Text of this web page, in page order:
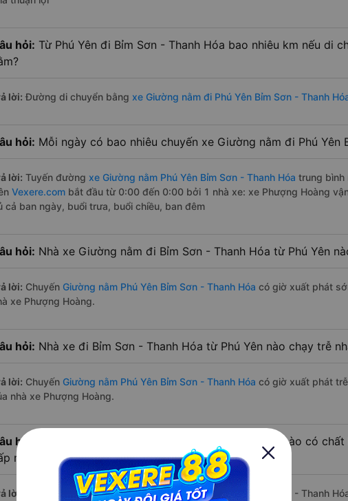
hỏi: Từ Phú Yên đi Bỉm Sơn - Thanh Hóa bao nhiêu km nếu di
lời: Đường di chuyển bằng xe Giường nằm đi Phú Yên Bỉm Sơn - Thanh
hỏi: Mỗi ngày có bao nhiêu chuyến xe Giường nằm đi Phú Yên
lời: Tuyến đường xe Giường nằm Phú Yên Bỉm Sơn - Thanh Hóa trung bình
Vexere.com bắt đầu từ 0:00 đến 0:00 bởi 1 nhà xe: xe Phượng Hoàng
cả ban ngày, buổi trưa, buổi chiều, ban đêm
hỏi: Nhà xe Giường nằm đi Bỉm Sơn - Thanh Hóa từ Phú Yên
lời: Chuyến Giường nằm Phú Yên Bỉm Sơn - Thanh Hóa có giờ xuất phát
xe Phượng Hoàng.
hỏi: Nhà xe đi Bỉm Sơn - Thanh Hóa từ Phú Yên nào chạy trễ
lời: Chuyến Giường nằm Phú Yên Bỉm Sơn - Thanh Hóa có giờ xuất phát
nhà xe Phượng Hoàng.
hỏi:
Review xe đi Bỉm Sơn - Thanh Hóa từ Phú Yên nào có
nhất?
lời:
Tạm thời chưa đủ review để đánh giá có nhà xe đi Bỉm Sơn - Thanh